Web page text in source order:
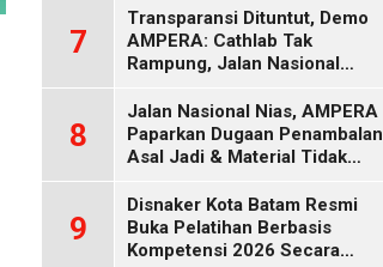
Gantikan Budi Gunawan
7
Transparansi Dituntut, Demo
AMPERA: Cathlab Tak
Rampung, Jalan Nasional
8
Jalan Nasional Nias, AMPERA
Paparkan Dugaan Penambalan
Asal Jadi & Material Tidak
9
Disnaker Kota Batam Resmi
Buka Pelatihan Berbasis
Kompetensi 2026 Secara